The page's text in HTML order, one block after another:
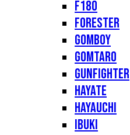
F180
Forester
Gomboy
Gomtaro
Gunfighter
Hayate
Hayauchi
Ibuki